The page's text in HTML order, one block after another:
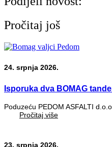
Pročitaj još
24. srpnja 2026.
Isporuka dva BOMAG
Poduzeću PEDOM ASFALTI
Pročitaj više
23. srpnja 2026.